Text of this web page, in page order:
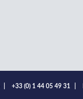
+33 (0) 1 44 05 49 31